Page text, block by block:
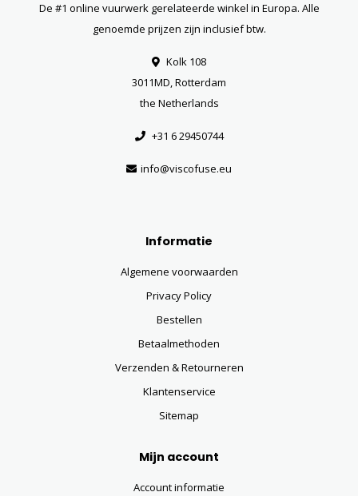
De #1 online vuurwerk gerelateerde winkel in Europa. Alle
genoemde prijzen zijn inclusief btw.
Kolk 108
3011MD, Rotterdam
the Netherlands
+31 6 29450744
info@viscofuse.eu
Informatie
Algemene voorwaarden
Privacy Policy
Bestellen
Betaalmethoden
Verzenden & Retourneren
Klantenservice
Sitemap
Mijn account
Account informatie